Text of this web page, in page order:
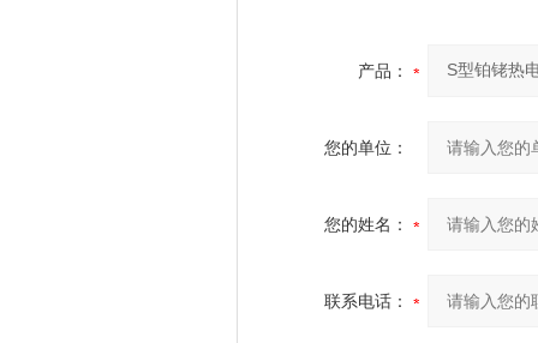
产品：
您的单位：
您的姓名：
联系电话：